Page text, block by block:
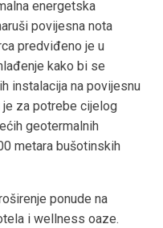
energetska
povijesna nota
predviđeno je u
kako bi se
instalacija na povijesnu
za potrebe cijelog
geotermalnih
metara bušotinskih
ponude na
i wellness oaze.